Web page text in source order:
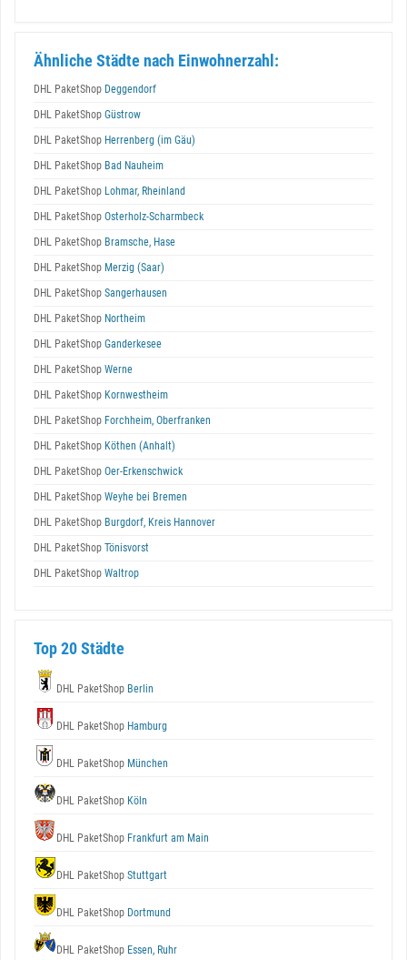
Ähnliche Städte nach Einwohnerzahl:
DHL PaketShop Deggendorf
DHL PaketShop Güstrow
DHL PaketShop Herrenberg (im Gäu)
DHL PaketShop Bad Nauheim
DHL PaketShop Lohmar, Rheinland
DHL PaketShop Osterholz-Scharmbeck
DHL PaketShop Bramsche, Hase
DHL PaketShop Merzig (Saar)
DHL PaketShop Sangerhausen
DHL PaketShop Northeim
DHL PaketShop Ganderkesee
DHL PaketShop Werne
DHL PaketShop Kornwestheim
DHL PaketShop Forchheim, Oberfranken
DHL PaketShop Köthen (Anhalt)
DHL PaketShop Oer-Erkenschwick
DHL PaketShop Weyhe bei Bremen
DHL PaketShop Burgdorf, Kreis Hannover
DHL PaketShop Tönisvorst
DHL PaketShop Waltrop
Top 20 Städte
DHL PaketShop Berlin
DHL PaketShop Hamburg
DHL PaketShop München
DHL PaketShop Köln
DHL PaketShop Frankfurt am Main
DHL PaketShop Stuttgart
DHL PaketShop Dortmund
DHL PaketShop Essen, Ruhr